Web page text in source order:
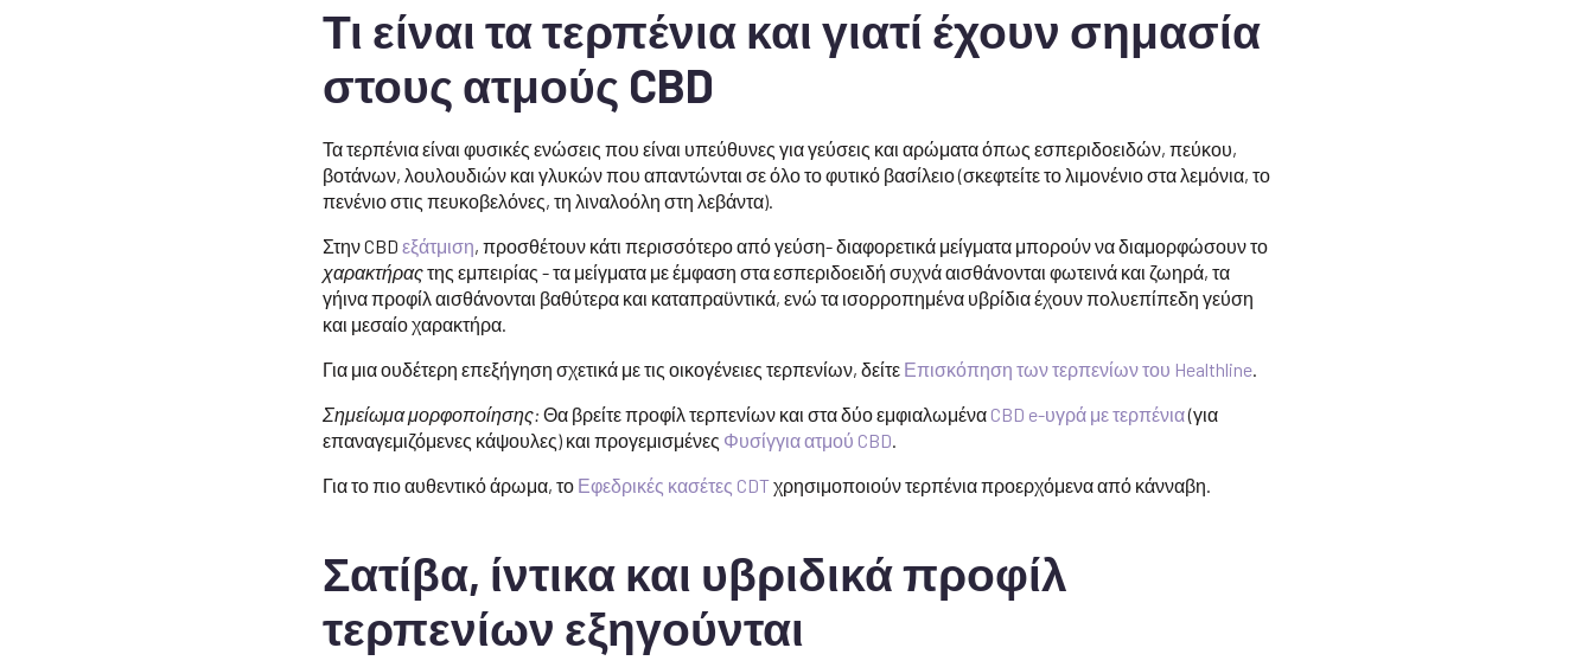
Τι είναι τα τερπένια και γιατί έχουν σημασία
στους ατμούς CBD
Τα τερπένια είναι φυσικές ενώσεις που είναι υπεύθυνες για γεύσεις και αρώματα όπως εσπεριδοειδών, πεύκου,
βοτάνων, λουλουδιών και γλυκών που απαντώνται σε όλο το φυτικό βασίλειο (σκεφτείτε το λιμονένιο στα λεμόνια, το
πενένιο στις πευκοβελόνες, τη λιναλοόλη στη λεβάντα).
Στην CBD εξάτμιση, προσθέτουν κάτι περισσότερο από γεύση- διαφορετικά μείγματα μπορούν να διαμορφώσουν το
χαρακτήραςτης εμπειρίας - τα μείγματα με έμφαση στα εσπεριδοειδή συχνά αισθάνονται φωτεινά και ζωηρά, τα
γήινα προφίλ αισθάνονται βαθύτερα και καταπραϋντικά, ενώ τα ισορροπημένα υβρίδια έχουν πολυεπίπεδη γεύση
και μεσαίο χαρακτήρα.
Για μια ουδέτερη επεξήγηση σχετικά με τις οικογένειες τερπενίων, δείτε Επισκόπηση των τερπενίων του Healthline
Σημείωμα μορφοποίησης: Θα βρείτε προφίλ τερπενίων και στα δύο εμφιαλωμένα CBD e-υγρά με τερπένια(για
επαναγεμιζόμενες κάψουλες) και προγεμισμένες Φυσίγγια ατμού CBD
Για το πιο αυθεντικό άρωμα, το Εφεδρικές κασέτες CDTχρησιμοποιούν τερπένια προερχόμενα από κάνναβη.
Σατίβα, ίντικα και υβριδικά προφίλ
τερπενίων εξηγούνται